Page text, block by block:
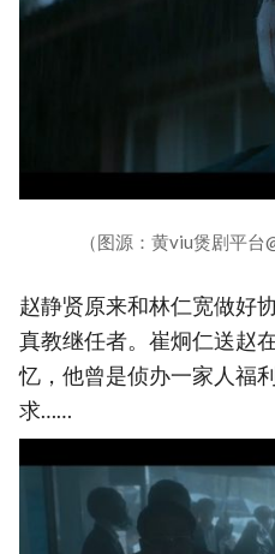
（图源：黄viu煲剧平台
赵静贤原来和林仁宽做好
真教继任者。崔炯仁送赵
忆，他曾是侦办一家人福
求……